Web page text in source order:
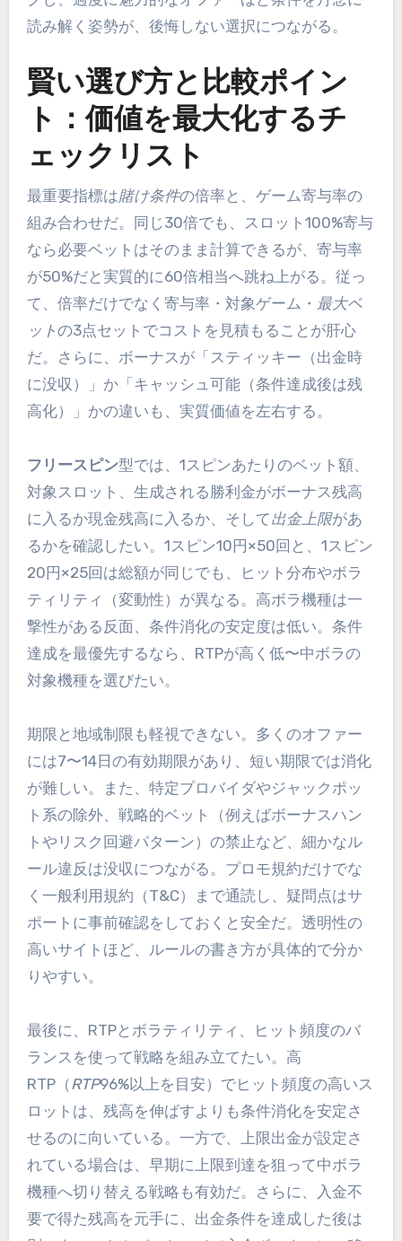
読み解く姿勢が、後悔しない選択につながる。
賢い選び方と比較ポイン
ト：価値を最大化するチ
ェックリスト
最重要指標は賭け条件の倍率と、ゲーム寄与率の
組み合わせだ。同じ30倍でも、スロット100%寄与
なら必要ベットはそのまま計算できるが、寄与率
が50%だと実質的に60倍相当へ跳ね上がる。従っ
て、倍率だけでなく寄与率・対象ゲーム・ 最大ベ
ットの3点セットでコストを見積もることが肝心
だ。さらに、ボーナスが「スティッキー（出金時
に没収）」か「キャッシュ可能（条件達成後は残
高化）」かの違いも、実質価値を左右する。
フリースピン型では、1スピンあたりのベット額、
対象スロット、生成される勝利金がボーナス残高
に入るか現金残高に入るか、そして出金上限があ
るかを確認したい。1スピン10円×50回と、1スピン
20円×25回は総額が同じでも、ヒット分布やボラ
ティリティ（変動性）が異なる。高ボラ機種は一
撃性がある反面、条件消化の安定度は低い。条件
達成を最優先するなら、RTPが高く低〜中ボラの
対象機種を選びたい。
期限と地域制限も軽視できない。多くのオファー
には7〜14日の有効期限があり、短い期限では消化
が難しい。また、特定プロバイダやジャックポッ
ト系の除外、戦略的ベット（例えばボーナスハン
トやリスク回避パターン）の禁止など、細かなル
ール違反は没収につながる。プロモ規約だけでな
く一般利用規約（T&C）まで通読し、疑問点はサ
ポートに事前確認をしておくと安全だ。透明性の
高いサイトほど、ルールの書き方が具体的で分か
りやすい。
最後に、RTPとボラティリティ、ヒット頻度のバ
ランスを使って戦略を組み立てたい。高
RTP（ RTP96%以上を目安）でヒット頻度の高いス
ロットは、残高を伸ばすよりも条件消化を安定さ
せるのに向いている。一方で、上限出金が設定さ
れている場合は、早期に上限到達を狙って中ボラ
機種へ切り替える戦略も有効だ。さらに、入金不
要で得た残高を元手に、出金条件を達成した後は